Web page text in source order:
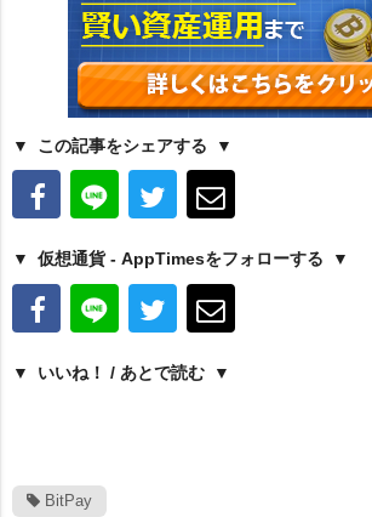
この記事をシェアする
仮想通貨 - AppTimesをフォローする
いいね！ / あとで読む
BitPay